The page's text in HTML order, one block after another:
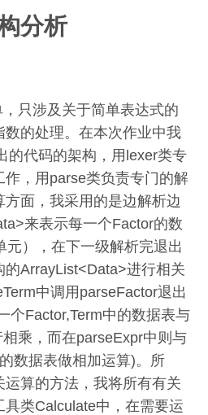
分析
只涉及关于简单表达式的
的处理。在本次作业中我
的代码的架构，用lexer类专
作，用parse类负责专门的解
面，我采用的是边解析边
来表示每一个Factor的数
元），在下一级解析完退出
的ArrayList<Data>进行相关
中调用parseFactor退出
个Factor,Term中的数据表与
乘，而在parseExpr中则与
数据表做相加运算)。所
运算的方法，我将所有有关
类Calculate中，在需要运